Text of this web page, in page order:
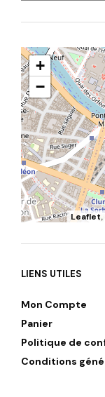
+
−
Leaflet
LIENS UTILES
Mon Compte
Panier
Politique de
Conditions